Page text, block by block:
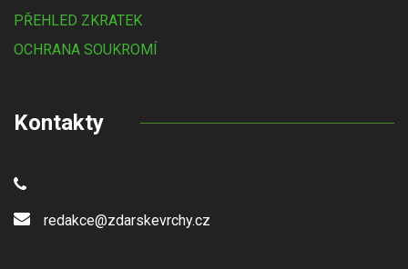
PŘEHLED ZKRATEK
OCHRANA SOUKROMÍ
Kontakty
redakce@zdarskevrchy.cz